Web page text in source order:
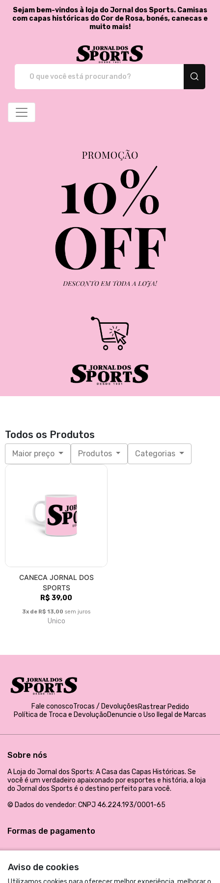
Sejam bem-vindos à loja do Jornal dos Sports. Camisas
com capas históricas do Cor de Rosa, bonés, canecas e
muito mais!
Todos os Produtos
Maior preço Produtos Categorias
CANECA JORNAL DOS
SPORTS
R$ 39,00
3x de R$ 13,00 sem juros
Unico
Aviso de cookies
Fale conoscoTrocas / DevoluçõesRastrear Pedido
Política de Troca e DevoluçãoDenuncie o Uso Ilegal de Marcas
Sobre nós
A Loja do Jornal dos Sports: A Casa das Capas Históricas. Se
você é um verdadeiro apaixonado por esportes e história, a loja
do Jornal dos Sports é o destino perfeito para você.
© Dados do vendedor: CNPJ 46.224.193/0001-65
Formas de pagamento